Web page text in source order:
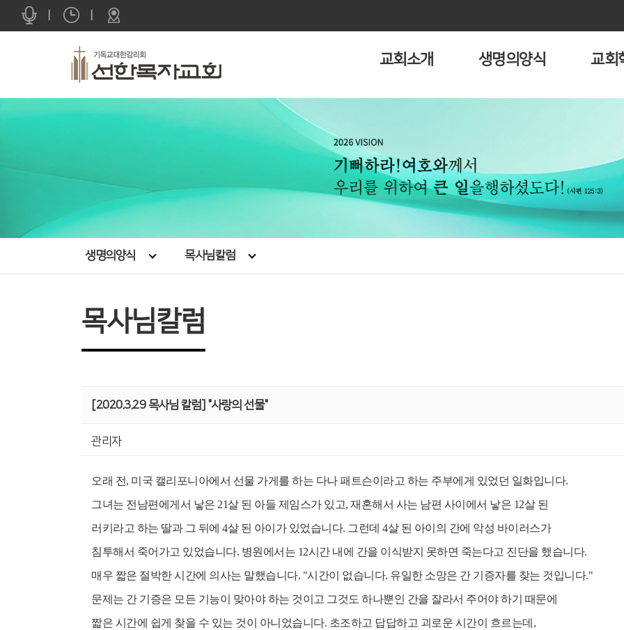
교회소개 생명의양식 교회
생명의양식 목사님칼럼
목사님칼럼
[2020.3.29 목사님 칼럼] "사랑의 선물"
관리자
오래 전, 미국 캘리포니아에서 선물 가게를 하는 다나 패트슨이라고 하는 주부에게 있었던 일화입니다.
그녀는 전남편에게서 낳은 21살 된 아들 제임스가 있고, 재혼해서 사는 남편 사이에서 낳은 12살 된
러키라고 하는 딸과 그 뒤에 4살 된 아이가 있었습니다. 그런데 4살 된 아이의 간에 악성 바이러스가
침투해서 죽어가고 있었습니다. 병원에서는 12시간 내에 간을 이식받지 못하면 죽는다고 진단을 했습니다.
매우 짧은 절박한 시간에 의사는 말했습니다. "시간이 없습니다. 유일한 소망은 간 기증자를 찾는 것입니다."
문제는 간 기증은 모든 기능이 맞아야 하는 것이고 그것도 하나뿐인 간을 잘라서 주어야 하기 때문에
짧은 시간에 쉽게 찾을 수 있는 것이 아니었습니다. 초조하고 답답하고 괴로운 시간이 흐르는데,